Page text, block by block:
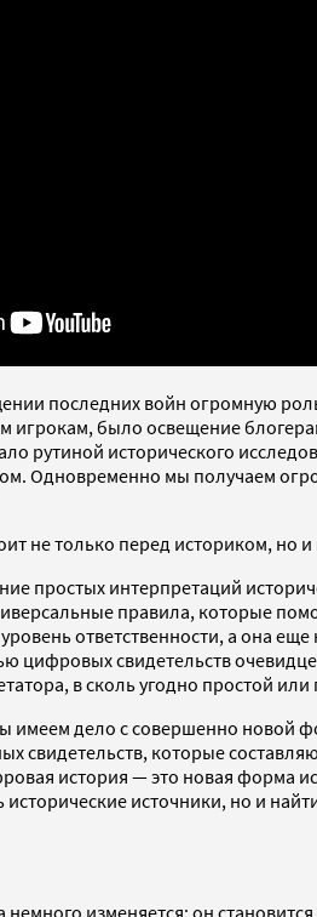
последних войн огромную
игрокам, было освещение
рутиной исторического
Одновременно мы получаем
не только перед историком, но
простых интерпретаций
правила, которые
ответственности, а она
цифровых свидетельств
в сколь угодно простой
имеем дело с совершенно новой
свидетельств, которые
история — это новая форма
исторические источники, но и
изменяется: он